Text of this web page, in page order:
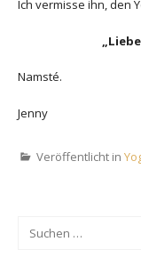
Ich vermisse ihn, den
Namsté.
Jenny
Veröffentlicht in
Suchen